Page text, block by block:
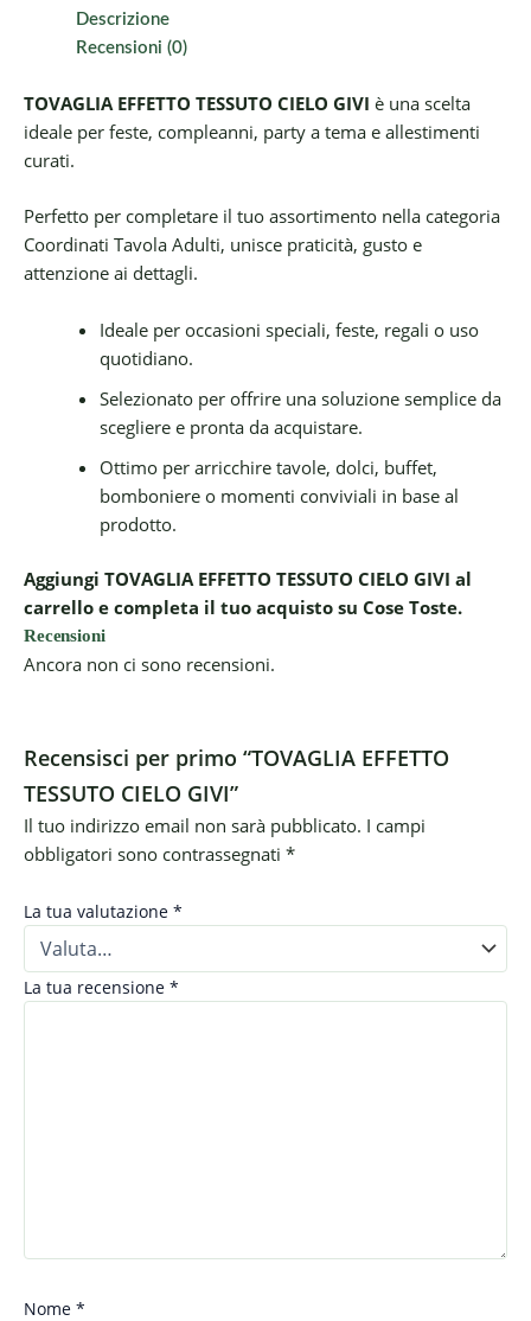
Descrizione
Recensioni (0)
TOVAGLIA EFFETTO TESSUTO CIELO GIVI è una scelta
ideale per feste, compleanni, party a tema e allestimenti
curati.
Perfetto per completare il tuo assortimento nella categoria
Coordinati Tavola Adulti, unisce praticità, gusto e
attenzione ai dettagli.
Ideale per occasioni speciali, feste, regali o uso
quotidiano.
Selezionato per offrire una soluzione semplice da
scegliere e pronta da acquistare.
Ottimo per arricchire tavole, dolci, buffet,
bomboniere o momenti conviviali in base al
prodotto.
Aggiungi TOVAGLIA EFFETTO TESSUTO CIELO GIVI al
carrello e completa il tuo acquisto su Cose Toste.
Recensioni
Ancora non ci sono recensioni.
Recensisci per primo “TOVAGLIA EFFETTO
TESSUTO CIELO GIVI”
Il tuo indirizzo email non sarà pubblicato. I campi
obbligatori sono contrassegnati *
La tua valutazione *
La tua recensione *
Nome *